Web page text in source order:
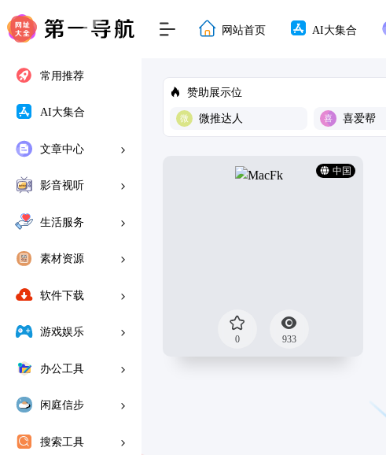
常用推荐
AI大集合
文章中心
影音视听
生活服务
素材资源
软件下载
游戏娱乐
办公工具
闲庭信步
搜索工具
网站首页 AI大集合
赞助展示位
微推达人 喜爱帮
中国
0 933